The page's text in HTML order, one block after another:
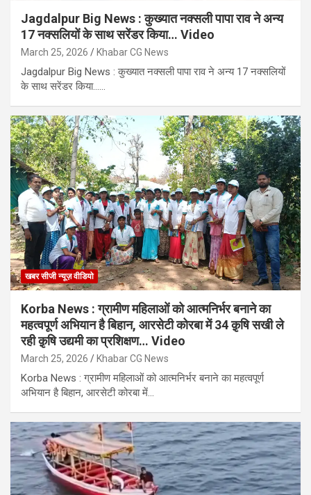
Jagdalpur Big News : कुख्यात नक्सली पापा राव ने अन्य
17 नक्सलियों के साथ सरेंडर किया… Video
March 25, 2026 Khabar CG News
Jagdalpur Big News : कुख्यात नक्सली पापा राव ने अन्य 17 नक्सलियों
के साथ सरेंडर किया……
खबर सीजी न्यूज़ वीडियो
Korba News : ग्रामीण महिलाओं को आत्मनिर्भर बनाने का
महत्वपूर्ण अभियान है बिहान, आरसेटी कोरबा में 34 क़ृषि सखी ले
रही क़ृषि उद्यमी का प्रशिक्षण… Video
March 25, 2026 Khabar CG News
Korba News : ग्रामीण महिलाओं को आत्मनिर्भर बनाने का महत्वपूर्ण
अभियान है बिहान, आरसेटी कोरबा में…